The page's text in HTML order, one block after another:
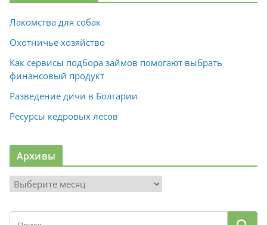
Лакомства для собак
Охотничье хозяйство
Как сервисы подбора займов помогают выбрать
финансовый продукт
Разведение дичи в Болгарии
Ресурсы кедровых лесов
Архивы
х